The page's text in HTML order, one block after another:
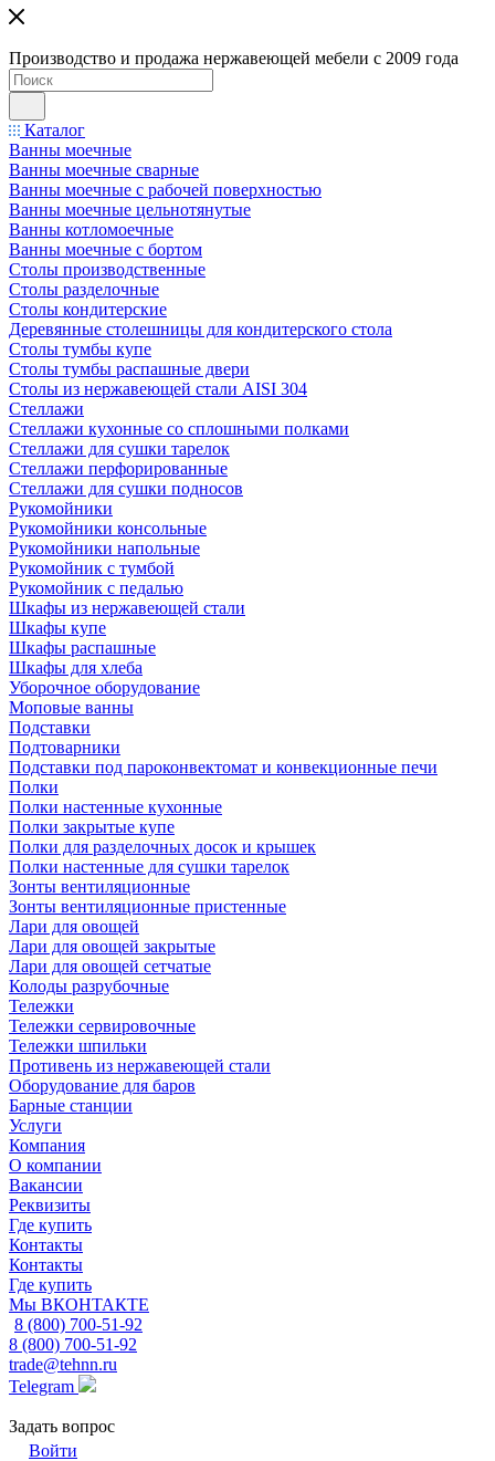
Производство и продажа нержавеющей мебели с 2009 года
Каталог
Ванны моечные
Ванны моечные сварные
Ванны моечные с рабочей поверхностью
Ванны моечные цельнотянутые
Ванны котломоечные
Ванны моечные с бортом
Столы производственные
Столы разделочные
Столы кондитерские
Деревянные столешницы для кондитерского стола
Столы тумбы купе
Столы тумбы распашные двери
Столы из нержавеющей стали AISI 304
Стеллажи
Стеллажи кухонные со сплошными полками
Стеллажи для сушки тарелок
Стеллажи перфорированные
Стеллажи для сушки подносов
Рукомойники
Рукомойники консольные
Рукомойники напольные
Рукомойник с тумбой
Рукомойник с педалью
Шкафы из нержавеющей стали
Шкафы купе
Шкафы распашные
Шкафы для хлеба
Уборочное оборудование
Моповые ванны
Подставки
Подтоварники
Подставки под пароконвектомат и конвекционные печи
Полки
Полки настенные кухонные
Полки закрытые купе
Полки для разделочных досок и крышек
Полки настенные для сушки тарелок
Зонты вентиляционные
Зонты вентиляционные пристенные
Лари для овощей
Лари для овощей закрытые
Лари для овощей сетчатые
Колоды разрубочные
Тележки
Тележки сервировочные
Тележки шпильки
Противень из нержавеющей стали
Оборудование для баров
Барные станции
Услуги
Компания
О компании
Вакансии
Реквизиты
Где купить
Контакты
Контакты
Где купить
Мы ВКОНТАКТЕ
8 (800) 700-51-92
8 (800) 700-51-92
trade@tehnn.ru
Telegram
Задать вопрос
Войти